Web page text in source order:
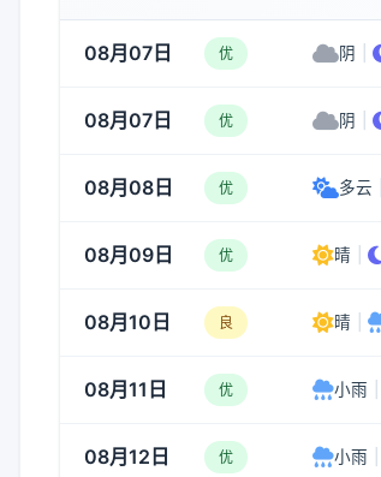
08月07日 优 阴
08月07日 优 阴
08月08日 优 多云
08月09日 优 晴
08月10日 良 晴
08月11日 优 小雨
08月12日 优 小雨